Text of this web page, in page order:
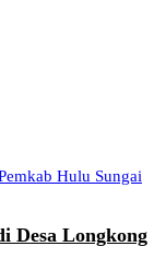
Hulu Sungai
Desa Longkong